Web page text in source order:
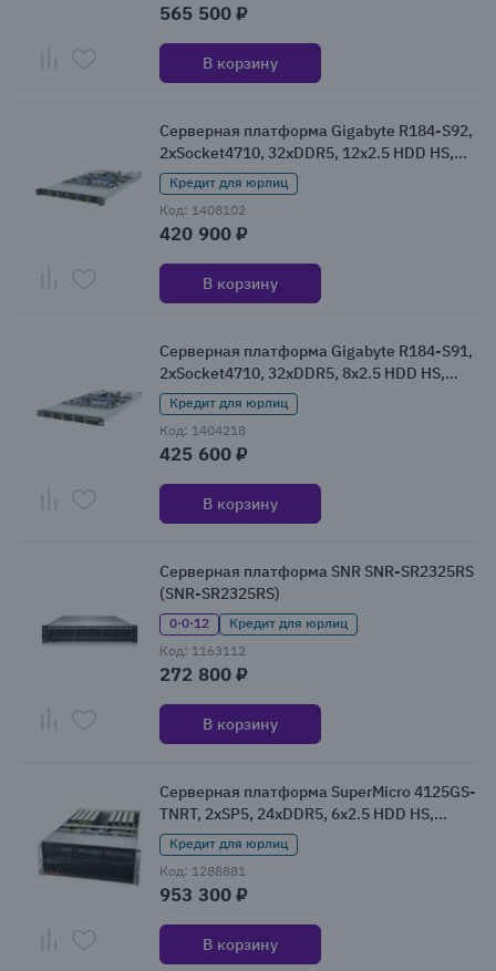
565 500 ₽
В корзину
Серверная платформа Gigabyte R184-S92,
2xSocket4710, 32xDDR5, 12x2.5 HDD HS,
Redundant 2x1600 Вт 1U (R184-S92-AAV1)
Кредит для юрлиц
Код: 1408102
420 900 ₽
В корзину
Серверная платформа Gigabyte R184-S91,
2xSocket4710, 32xDDR5, 8x2.5 HDD HS,
Redundant 2x1600 Вт 1U (R184-S91-AAV1)
Кредит для юрлиц
Код: 1404218
425 600 ₽
В корзину
Серверная платформа SNR SNR-SR2325RS
(SNR-SR2325RS)
0·0·12
Кредит для юрлиц
Код: 1163112
272 800 ₽
В корзину
Серверная платформа SuperMicro 4125GS-
TNRT, 2xSP5, 24xDDR5, 6x2.5 HDD HS,
Redundant 4x2000 Вт 4U (AS-4125GS-TNRT)
Кредит для юрлиц
Код: 1288881
953 300 ₽
В корзину